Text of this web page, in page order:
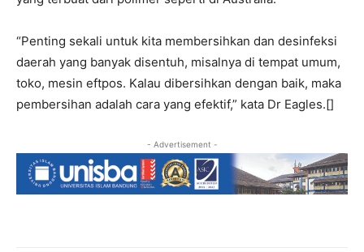
“Penting sekali untuk kita membersihkan dan desinfeksi
daerah yang banyak disentuh, misalnya di tempat umum,
toko, mesin eftpos. Kalau dibersihkan dengan baik, maka
pembersihan adalah cara yang efektif,” kata Dr Eagles.[]
- Advertisement -